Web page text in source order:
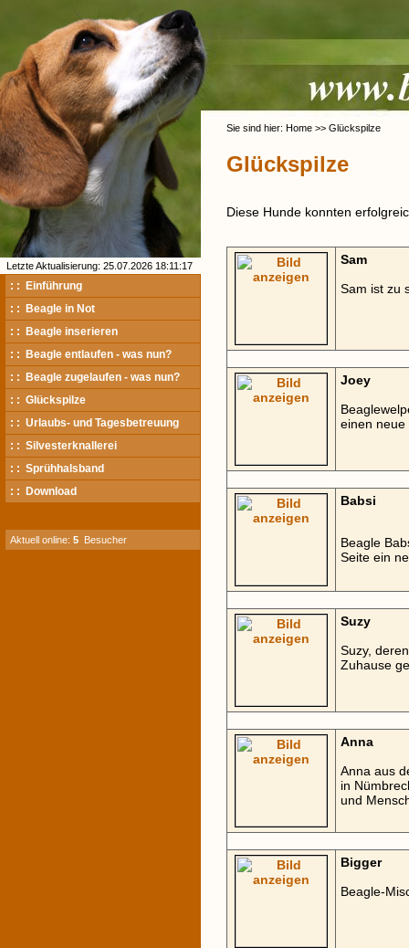
Letzte Aktualisierung: 25.07.2026 18:11:17
: : Einführung
: : Beagle in Not
: : Beagle inserieren
: : Beagle entlaufen - was nun?
: : Beagle zugelaufen - was nun?
: : Glückspilze
: : Urlaubs- und Tagesbetreuung
: : Silvesterknallerei
: : Sprühhalsband
: : Download
Aktuell online: 5 Besucher
Sie sind hier: Home >> Glückspilze
Glückspilze
Diese Hunde konnten
Sam
Sam ist zu
Joey
einen neue
Babsi
Beagle
Seite ein
Suzy
Suzy,
Zuhause
Anna
Anna aus
in
und
Bigger
Beagle-